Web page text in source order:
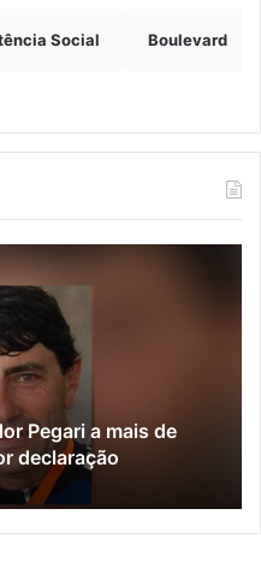
Social Boulevard
Pegari a mais de
declaração
do